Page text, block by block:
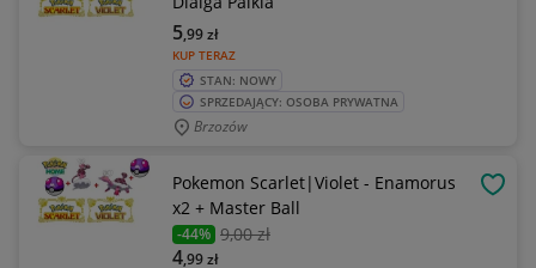
KUP TERAZ
5,99zł
STAN: NOWY
SPRZEDAJĄCY: OSOBA PRYWATNA
Brzozów
Pokemon Scarlet|Violet - Enamorus
x2 + Master Ball
-44% 9,00 zł
4,99zł